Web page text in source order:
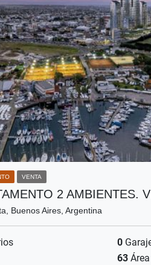
VENTA
2 AMBIENTES.
Buenos Aires, Argentina
0
63